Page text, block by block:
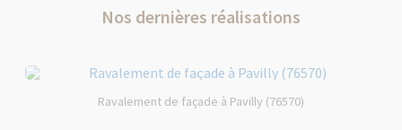
Nos dernières réalisations
Ravalement de façade à Pavilly (76570)